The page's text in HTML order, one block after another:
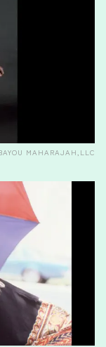
MAHARAJAH,LLC